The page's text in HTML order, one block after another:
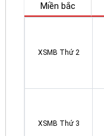
Miền bắc
XSMB Thứ 2
XSMB Thứ 3